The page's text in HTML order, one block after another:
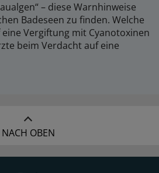
– diese Warnhinweise
Badeseen zu finden. Welche
Vergiftung mit Cyanotoxinen
beim Verdacht auf eine
NACH OBEN